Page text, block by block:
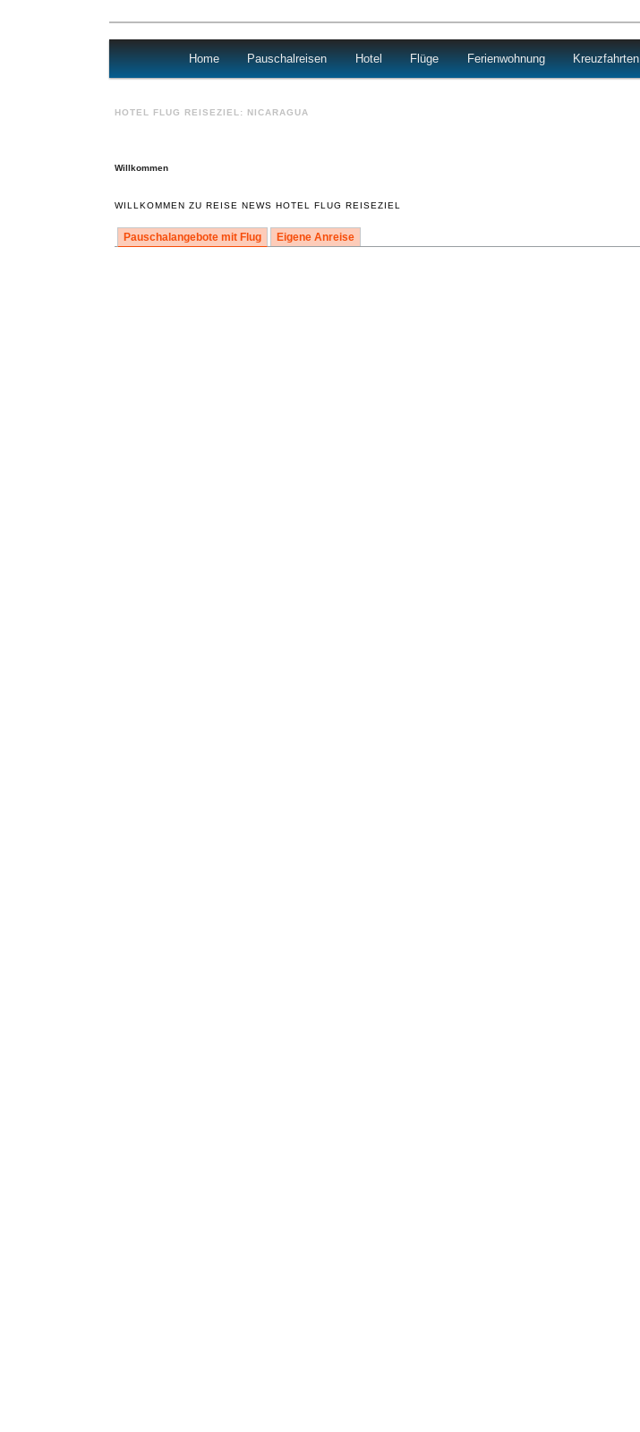
Urlaub
Skip to primary content
Skip to secondary content
Home Pauschalreisen Hotel Flüge Ferienwohnung Kreuzfahrten
HOTEL FLUG REISEZIEL: NICARAGUA
Willkommen
WILLKOMMEN ZU REISE NEWS HOTEL FLUG REISEZIEL
Pauschalangebote mit Flug Eigene Anreise